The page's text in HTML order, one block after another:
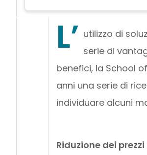
L’ utilizzo di
serie di
benefici, la School
anni una serie di
individuare alcuni
Riduzione dei